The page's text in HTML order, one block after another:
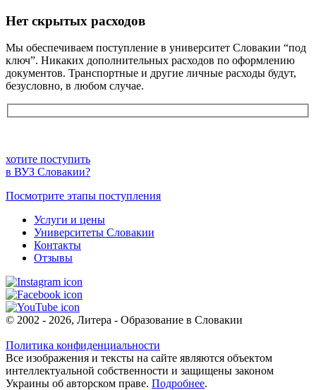
Нет скрытых расходов
Мы обеспечиваем поступление в университет Словакии “под
ключ”. Никаких дополнительных расходов по оформлению
документов. Транспортные и другие личные расходы будут,
безусловно, в любом случае.
хотите поступить
в ВУЗ Словакии?
Посмотрите этапы поступления
Услуги и цены
Университеты Словакии
Контакты
Отзывы
© 2002 - 2026, Литера - Образование в Словакии
Политика конфиденциальности
Все изображения и тексты на сайте являются объектом
интеллектуальной собственности и защищены законом
Украины об авторском праве. Подробнее.